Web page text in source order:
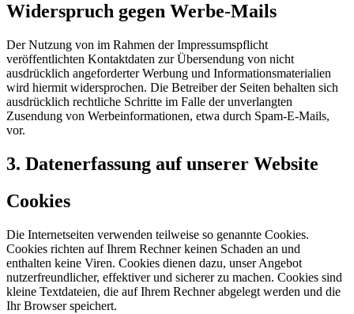
Widerspruch gegen Werbe-Mails
Der Nutzung von im Rahmen der Impressumspflicht
veröffentlichten Kontaktdaten zur Übersendung von nicht
ausdrücklich angeforderter Werbung und Informationsmaterialien
wird hiermit widersprochen. Die Betreiber der Seiten behalten sich
ausdrücklich rechtliche Schritte im Falle der unverlangten
Zusendung von Werbeinformationen, etwa durch Spam-E-Mails,
vor.
3. Datenerfassung auf unserer Website
Cookies
Die Internetseiten verwenden teilweise so genannte Cookies.
Cookies richten auf Ihrem Rechner keinen Schaden an und
enthalten keine Viren. Cookies dienen dazu, unser Angebot
nutzerfreundlicher, effektiver und sicherer zu machen. Cookies sind
kleine Textdateien, die auf Ihrem Rechner abgelegt werden und die
Ihr Browser speichert.